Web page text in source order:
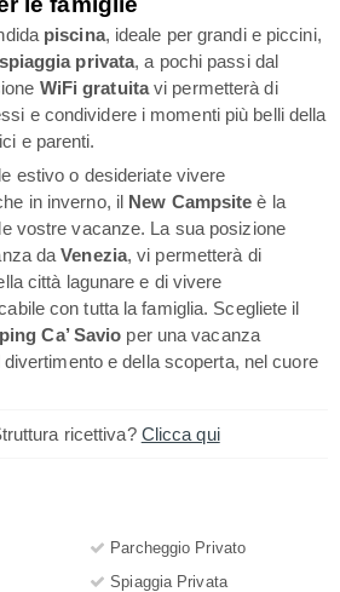
piscina, ideale per grandi e piccini,
spiaggia privata, a pochi passi dal
WiFi gratuitavi permetterà di
e condividere i momenti più belli della
e parenti.
estivo o desideriate vivere
in inverno, il New Campsite è la
vostre vacanze. La sua posizione
daVenezia, vi permetterà di
città lagunare e di vivere
con tutta la famiglia. Scegliete il
Ca’ Savio per una vacanza
e della scoperta, nel cuore
ricettiva? Clicca qui
Parcheggio Privato
Spiaggia Privata